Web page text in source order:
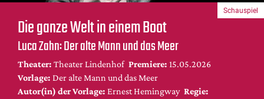
Festivals & Veranstaltungen
Menschen & Theater
Themen
Internationales
Nachrufe
Medientipps
Die ganze Welt in einem Boot
Luca Zahn: Der alte Mann und das Meer
Theater: Theater Lindenhof Premiere: 15.05.2026
Vorlage: Der alte Mann und das Meer
Autor(in) der Vorlage: Ernest Hemingway Regie:
Schauspiel